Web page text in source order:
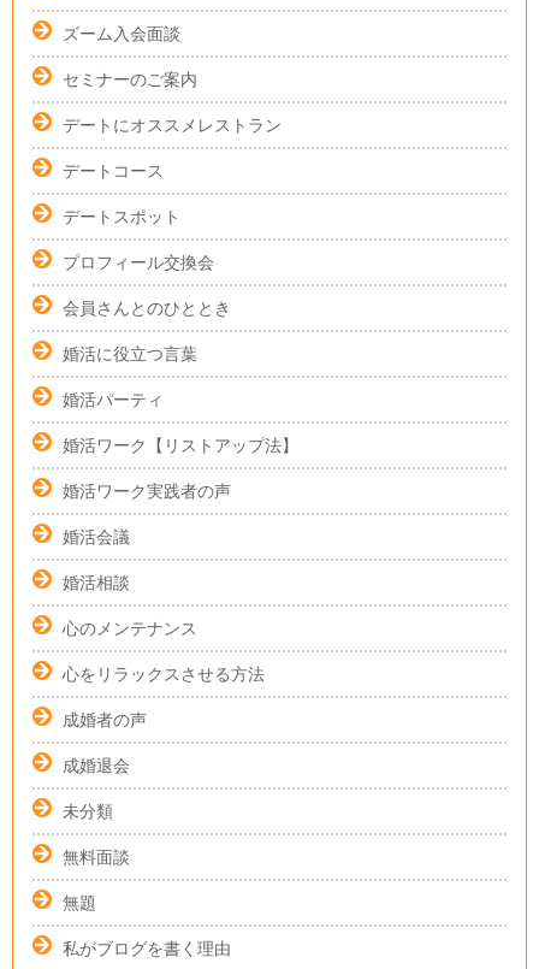
ズーム入会面談
セミナーのご案内
デートにオススメレストラン
デートコース
デートスポット
プロフィール交換会
会員さんとのひととき
婚活に役立つ言葉
婚活パーティ
婚活ワーク【リストアップ法】
婚活ワーク実践者の声
婚活会議
婚活相談
心のメンテナンス
心をリラックスさせる方法
成婚者の声
成婚退会
未分類
無料面談
無題
私がブログを書く理由